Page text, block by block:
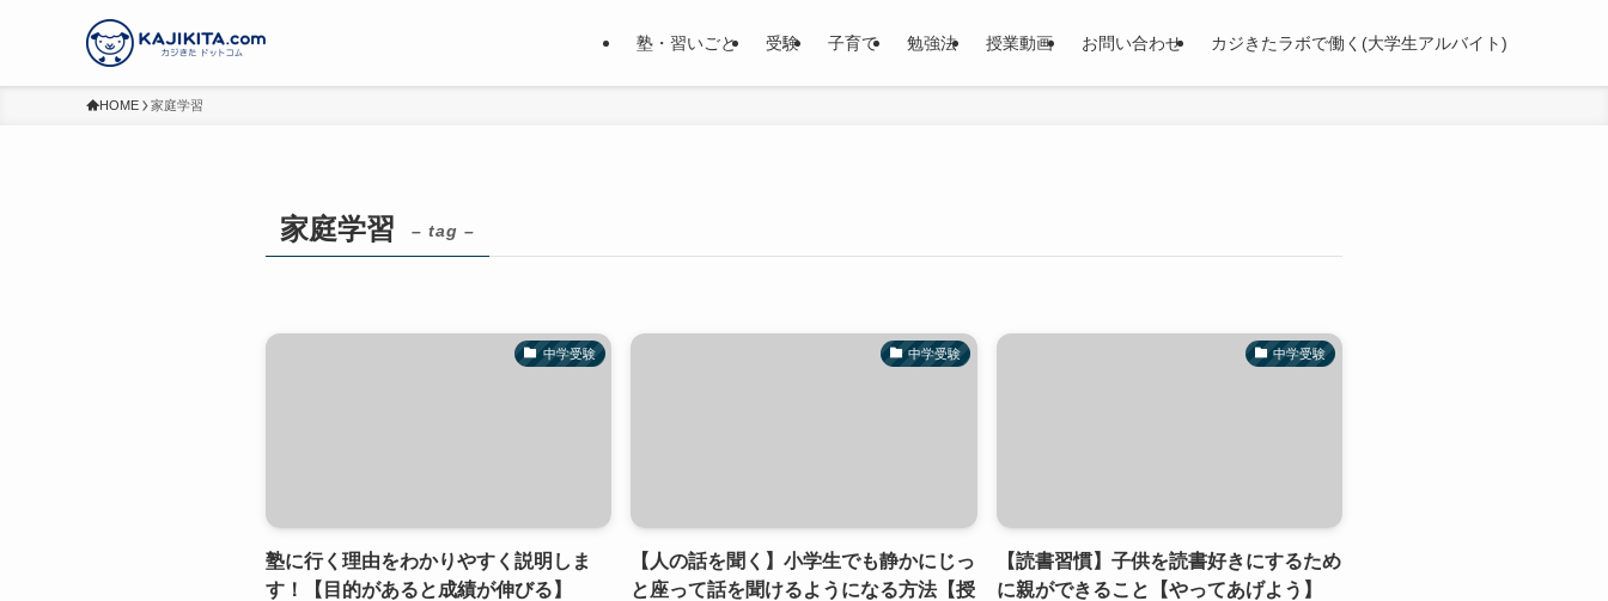
塾・習いごと 受験 子育て 勉強法 授業動画 お問い合わせ カジきたラボで働く(大学生アルバイト)
HOME 家庭学習
家庭学習 – tag –
中学受験
塾に行く理由をわかりやすく説明しま
す！【目的があると成績が伸びる】
中学受験
【人の話を聞く】小学生でも静かにじっ
と座って話を聞けるようになる方法【授
中学受験
【読書習慣】子供を読書好きにするため
に親ができること【やってあげよう】